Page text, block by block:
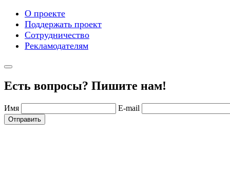
О проекте
Поддержать проект
Сотрудничество
Рекламодателям
Есть вопросы? Пишите нам!
Имя E-mail